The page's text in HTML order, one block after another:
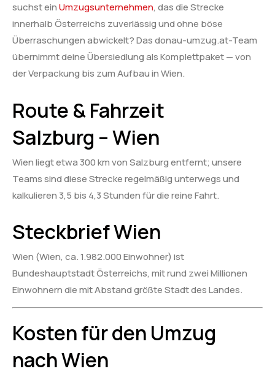
suchst einUmzugsunternehmen, das die Strecke
innerhalb Österreichs zuverlässig und ohne böse
Überraschungen abwickelt? Das donau-umzug.at-Team
übernimmt deine Übersiedlung als Komplettpaket — von
der Verpackung bis zum Aufbau in Wien.
Route & Fahrzeit
Salzburg – Wien
Wien liegt etwa 300 km von Salzburg entfernt; unsere
Teams sind diese Strecke regelmäßig unterwegs und
kalkulieren 3,5 bis 4,3 Stunden für die reine Fahrt.
Steckbrief Wien
Wien (Wien, ca. 1.982.000 Einwohner) ist
Bundeshauptstadt Österreichs, mit rund zwei Millionen
Einwohnern die mit Abstand größte Stadt des Landes.
Kosten für den Umzug
nach Wien